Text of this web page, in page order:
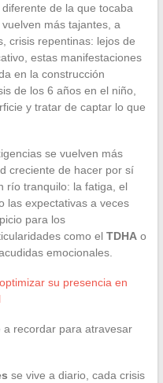
de la que tocaba
más tajantes, a
crisis repentinas: lejos de
estas manifestaciones
en la construcción
de los 6 años en el niño,
y tratar de captar lo que
se vuelven más
creciente de hacer por sí
río tranquilo: la fatiga, el
las expectativas a veces
para los
como el TDHAo
emocionales.
su presencia en
a recordar para atravesar
se vive a diario, cada crisis